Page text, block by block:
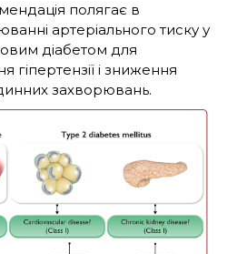
полягає в
артеріального тиску у
діабетом для
гіпертензії і зниження
захворювань.